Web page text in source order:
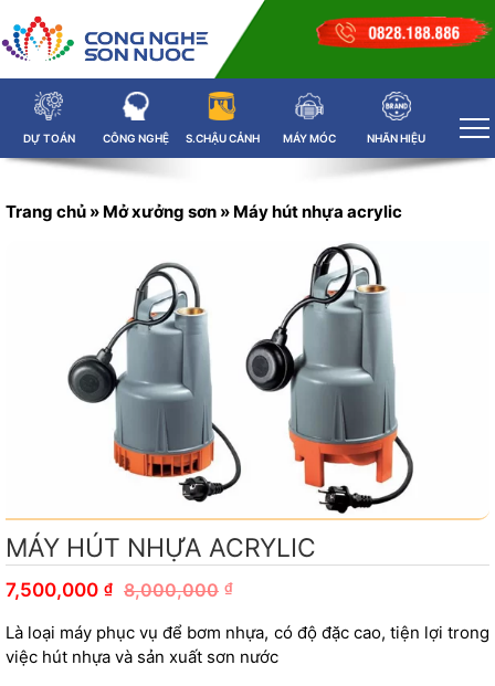
DỰ TOÁN CÔNG NGHỆ S.CHẬU CẢNH MÁY MÓC NHÃN HIỆU
Trang chủ » Mở xưởng sơn » Máy hút nhựa acrylic
MÁY HÚT NHỰA ACRYLIC
7,500,000 ₫ 8,000,000 ₫
Là loại máy phục vụ để bơm nhựa, có độ đặc cao, tiện lợi trong
việc hút nhựa và sản xuất sơn nước